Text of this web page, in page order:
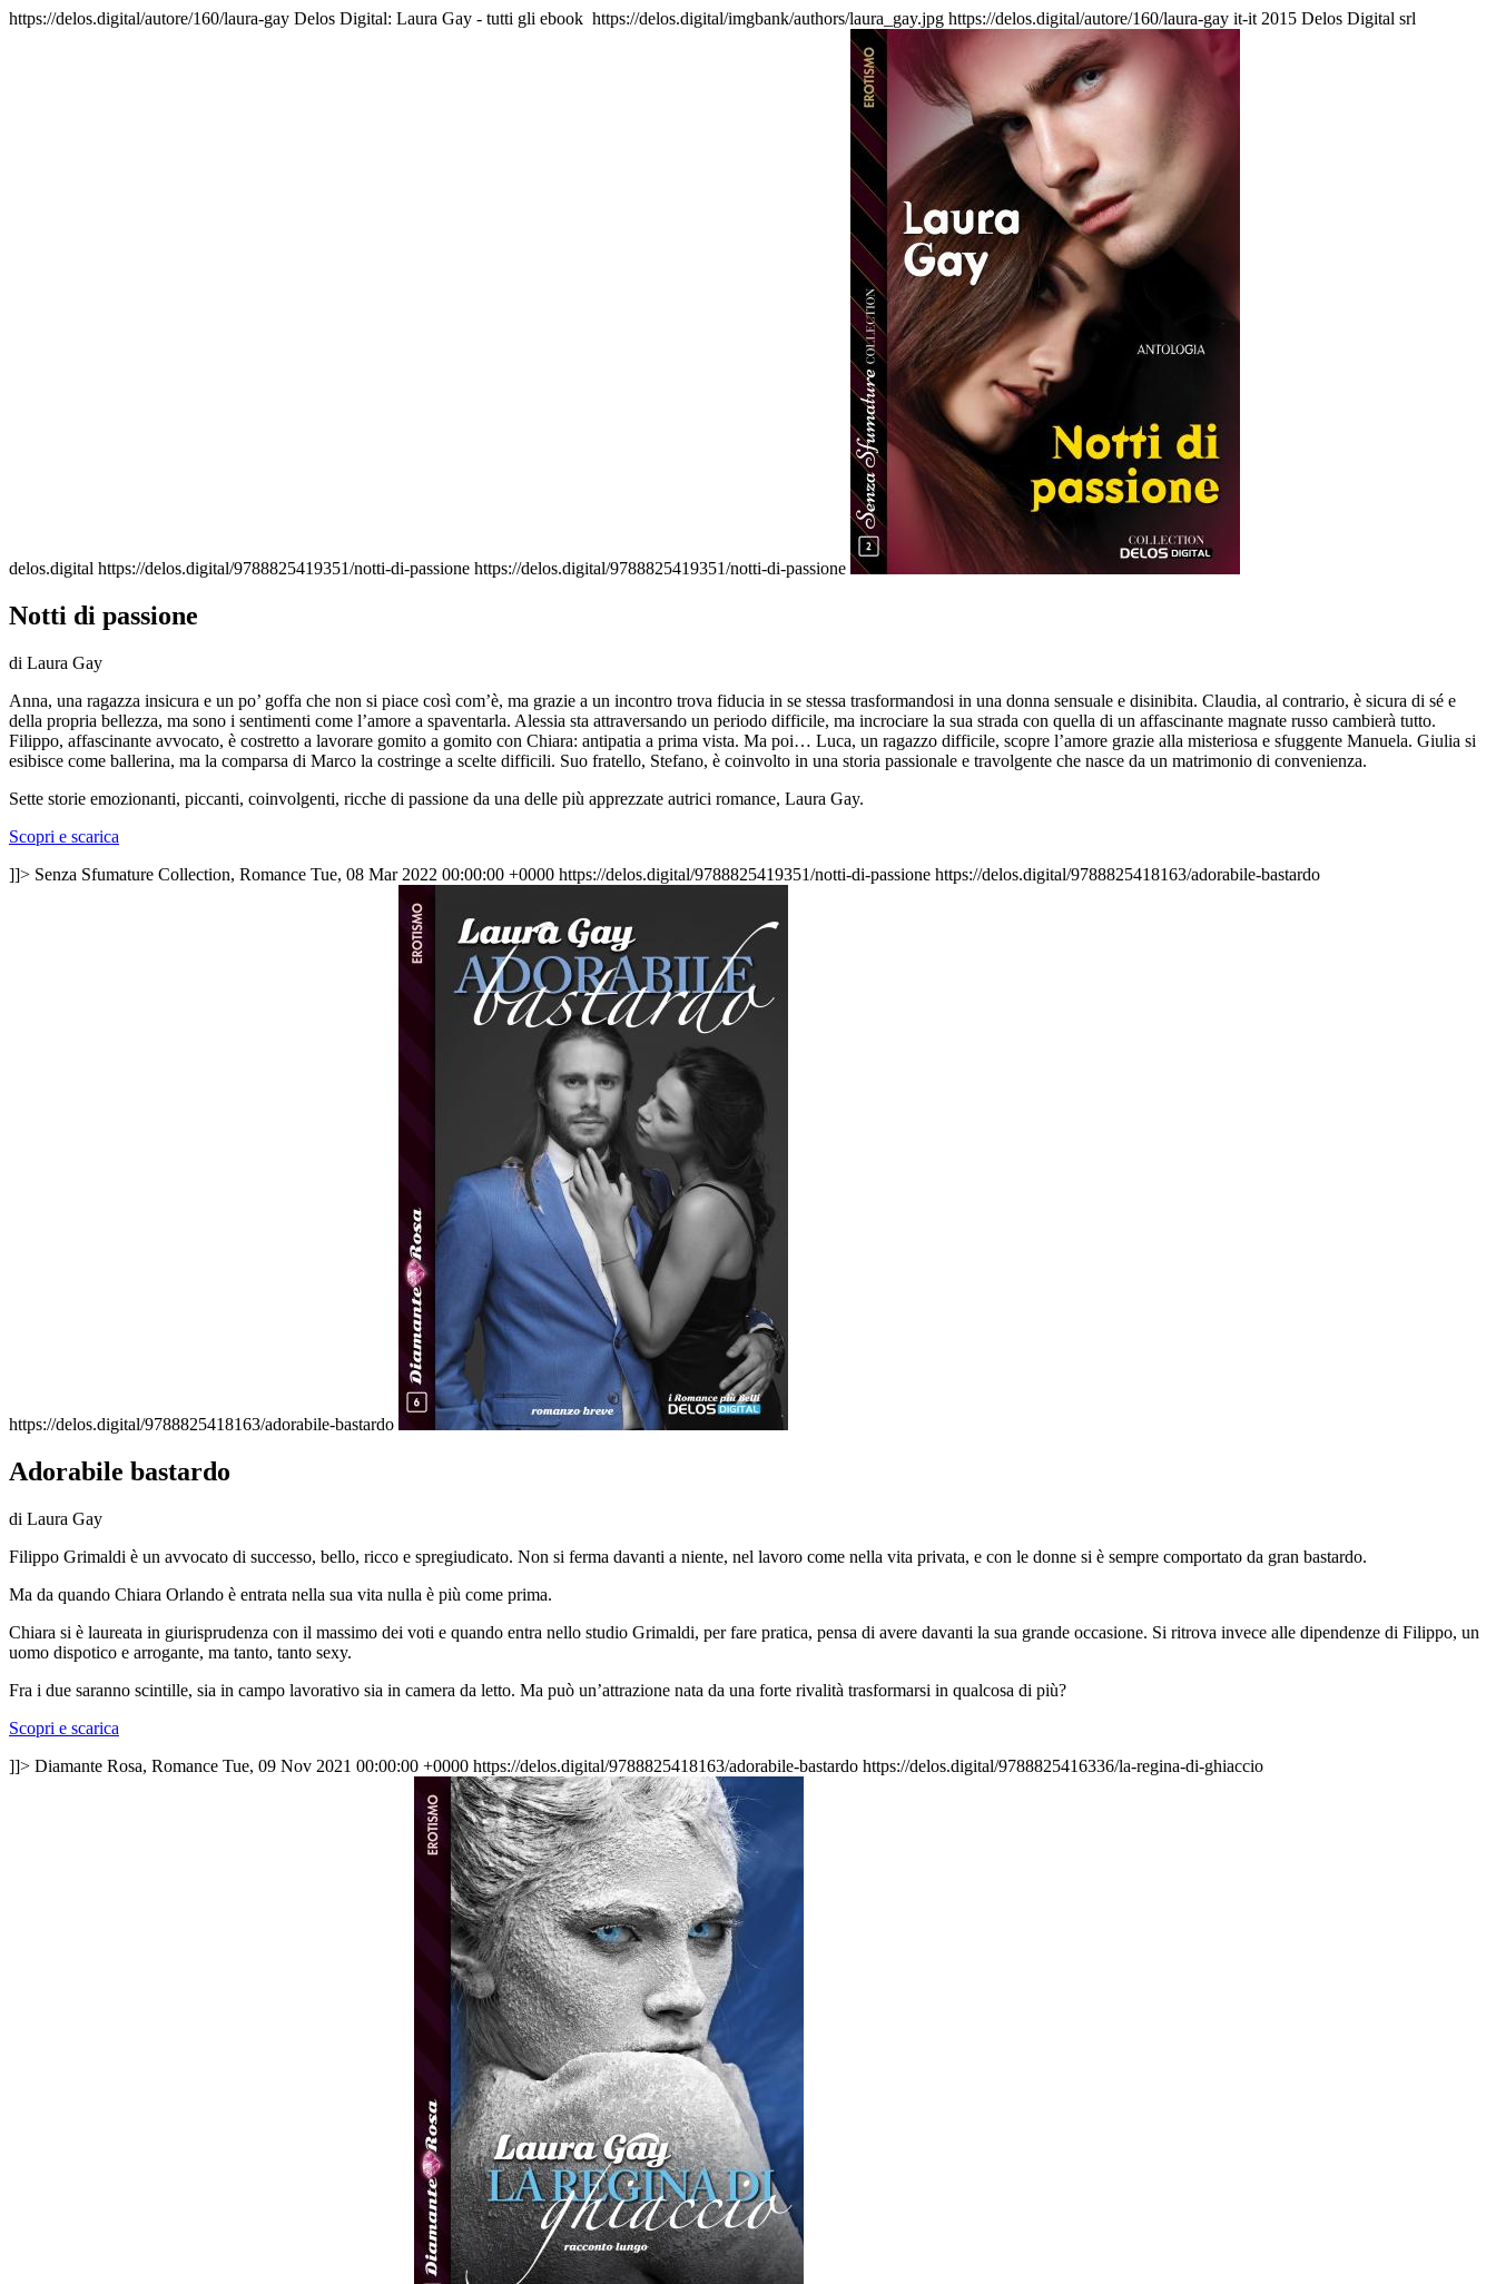
https://delos.digital/autore/160/laura-gay Delos Digital: Laura Gay - tutti gli ebook https://delos.digital/imgbank/authors/laura_gay.jpg https://delos.digital/autore/160/laura-gay it-it 2015 Delos Digital srl
delos.digital https://delos.digital/9788825419351/notti-di-passione https://delos.digital/9788825419351/notti-di-passione
Notti di passione
di Laura Gay
Anna, una ragazza insicura e un po’ goffa che non si piace così com’è, ma grazie a un incontro trova fiducia in se stessa trasformandosi in una donna sensuale e disinibita. Claudia, al contrario, è sicura di sé e
della propria bellezza, ma sono i sentimenti come l’amore a spaventarla. Alessia sta attraversando un periodo difficile, ma incrociare la sua strada con quella di un affascinante magnate russo cambierà tutto.
Filippo, affascinante avvocato, è costretto a lavorare gomito a gomito con Chiara: antipatia a prima vista. Ma poi… Luca, un ragazzo difficile, scopre l’amore grazie alla misteriosa e sfuggente Manuela. Giulia si
esibisce come ballerina, ma la comparsa di Marco la costringe a scelte difficili. Suo fratello, Stefano, è coinvolto in una storia passionale e travolgente che nasce da un matrimonio di convenienza.
Sette storie emozionanti, piccanti, coinvolgenti, ricche di passione da una delle più apprezzate autrici romance, Laura Gay.
Scopri e scarica
]]> Senza Sfumature Collection, Romance Tue, 08 Mar 2022 00:00:00 +0000 https://delos.digital/9788825419351/notti-di-passione https://delos.digital/9788825418163/adorabile-bastardo
https://delos.digital/9788825418163/adorabile-bastardo
Adorabile bastardo
di Laura Gay
Filippo Grimaldi è un avvocato di successo, bello, ricco e spregiudicato. Non si ferma davanti a niente, nel lavoro come nella vita privata, e con le donne si è sempre comportato da gran bastardo.
Ma da quando Chiara Orlando è entrata nella sua vita nulla è più come prima.
Chiara si è laureata in giurisprudenza con il massimo dei voti e quando entra nello studio Grimaldi, per fare pratica, pensa di avere davanti la sua grande occasione. Si ritrova invece alle dipendenze di Filippo, un
uomo dispotico e arrogante, ma tanto, tanto sexy.
Fra i due saranno scintille, sia in campo lavorativo sia in camera da letto. Ma può un’attrazione nata da una forte rivalità trasformarsi in qualcosa di più?
Scopri e scarica
]]> Diamante Rosa, Romance Tue, 09 Nov 2021 00:00:00 +0000 https://delos.digital/9788825418163/adorabile-bastardo https://delos.digital/9788825416336/la-regina-di-ghiaccio